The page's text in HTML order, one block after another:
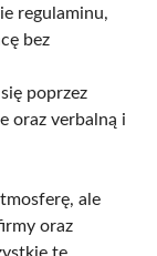
regulaminu,
bez
poprzez
oraz verbalną i
ale
oraz